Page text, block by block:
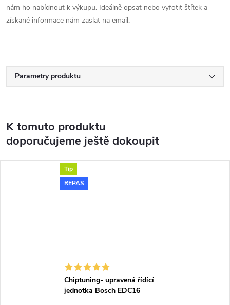
nám ho nabídnout k výkupu. Ideálně opsat nebo vyfotit štítek a
získané informace nám zaslat na email.
Parametry produktu
K tomuto produktu
doporučujeme ještě dokoupit
Tip
REPAS
Chiptuning- upravená řídící
jednotka Bosch EDC16